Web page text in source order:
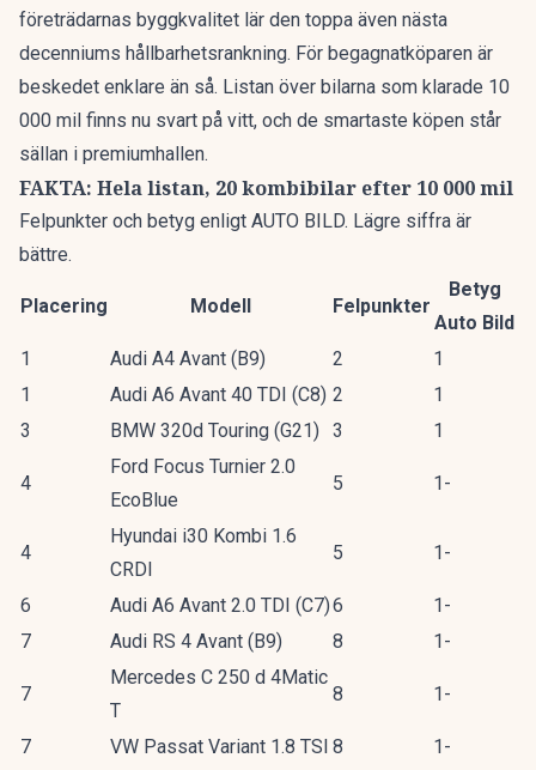
företrädarnas byggkvalitet lär den toppa även nästa
decenniums hållbarhetsrankning. För begagnatköparen är
beskedet enklare än så. Listan över bilarna som klarade 10
000 mil finns nu svart på vitt, och de smartaste köpen står
sällan i premiumhallen.
FAKTA: Hela listan, 20 kombibilar efter 10 000 mil
Felpunkter och betyg enligt AUTO BILD. Lägre siffra är
bättre.
Placering Modell Felpunkter
Betyg
Auto Bild
1
Audi A4 Avant (B9) 2
1
1
Audi A6 Avant 40 TDI (C8) 2
1
3
BMW 320d Touring (G21) 3 1
4
Ford Focus Turnier 2.0
EcoBlue
5 1-
4
Hyundai i30 Kombi 1.6
CRDI
5 1-
6 Audi A6 Avant 2.0 TDI (C7)6
1-
7
Audi RS 4 Avant (B9) 8 1-
7
Mercedes C 250 d 4Matic
T
8 1-
7 VW Passat Variant 1.8 TSI 8
1-